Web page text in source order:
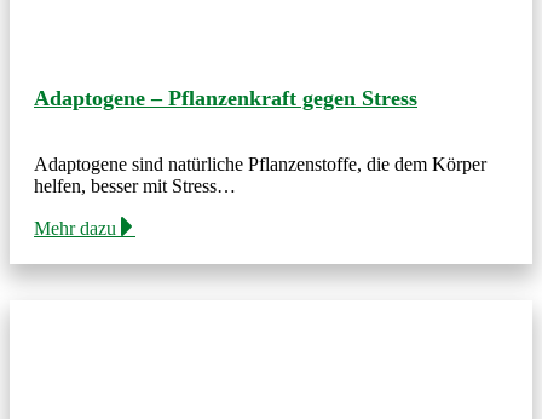
Adaptogene – Pflanzenkraft gegen Stress
Adaptogene sind natürliche Pflanzenstoffe, die dem Körper
helfen, besser mit Stress…
Mehr dazu